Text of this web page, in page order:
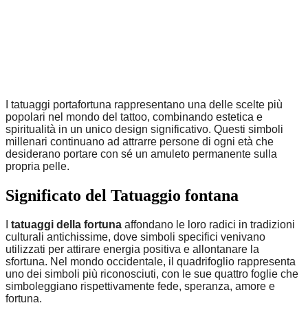
I tatuaggi portafortuna rappresentano una delle scelte più
popolari nel mondo del tattoo, combinando estetica e
spiritualità in un unico design significativo. Questi simboli
millenari continuano ad attrarre persone di ogni età che
desiderano portare con sé un amuleto permanente sulla
propria pelle.
Significato del Tatuaggio fontana
tatuaggi della fortuna affondano le loro radici in tradizioni
culturali antichissime, dove simboli specifici venivano
utilizzati per attirare energia positiva e allontanare la
sfortuna. Nel mondo occidentale, il quadrifoglio rappresenta
uno dei simboli più riconosciuti, con le sue quattro foglie che
simboleggiano rispettivamente fede, speranza, amore e
fortuna.